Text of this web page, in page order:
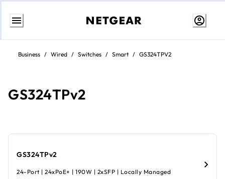
Passa
contenuto
Business / Wired / Switches / Smart / GS324TPV2
GS324TPv2
GS324TPv2
24-Port | 24xPoE+ | 190W | 2xSFP | Locally Managed